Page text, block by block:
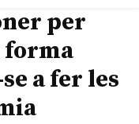
per
forma
a fer les